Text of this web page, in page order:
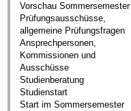
Vorschau Sommersemester
Prüfungsausschüsse,
allgemeine Prüfungsfragen
Ansprechpersonen,
Kommissionen und
Ausschüsse
Studienberatung
Studienstart
Start im Sommersemester